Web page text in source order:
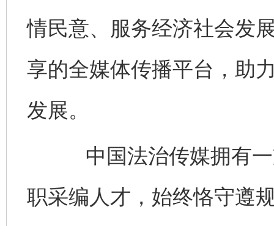
情民意、服务经济社会发
享的全媒体传播平台，助
发展。
中国法治传媒拥有一
职采编人才，始终恪守遵